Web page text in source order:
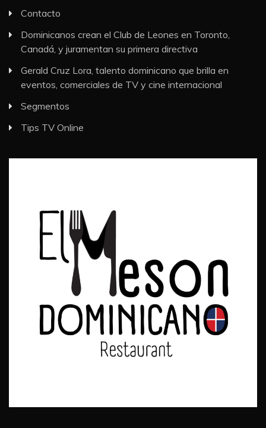
Contacto
Dominicanos crean el Club de Leones en Toronto,
Canadá, y juramentan su primera directiva
Gerald Cruz Lora, talento dominicano que brilla en
eventos, comerciales de TV y cine internacional
Segmentos
Tips TV Online